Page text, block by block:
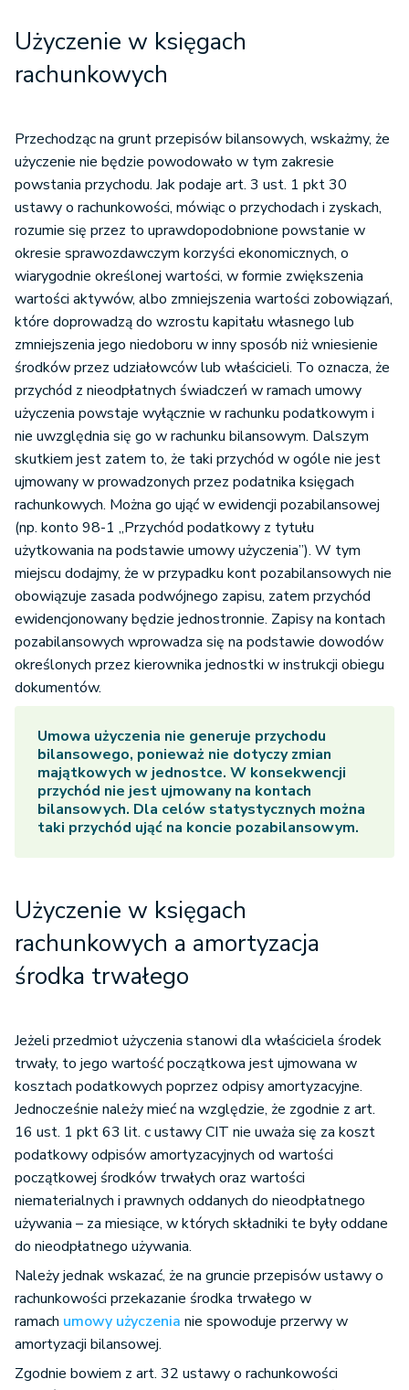
Użyczenie w księgach
rachunkowych
Przechodząc na grunt przepisów bilansowych, wskażmy, że
użyczenie nie będzie powodowało w tym zakresie
powstania przychodu. Jak podaje art. 3 ust. 1 pkt 30
ustawy o rachunkowości, mówiąc o przychodach i zyskach,
rozumie się przez to uprawdopodobnione powstanie w
okresie sprawozdawczym korzyści ekonomicznych, o
wiarygodnie określonej wartości, w formie zwiększenia
wartości aktywów, albo zmniejszenia wartości zobowiązań,
które doprowadzą do wzrostu kapitału własnego lub
zmniejszenia jego niedoboru w inny sposób niż wniesienie
środków przez udziałowców lub właścicieli. To oznacza, że
przychód z nieodpłatnych świadczeń w ramach umowy
użyczenia powstaje wyłącznie w rachunku podatkowym i
nie uwzględnia się go w rachunku bilansowym. Dalszym
skutkiem jest zatem to, że taki przychód w ogóle nie jest
ujmowany w prowadzonych przez podatnika księgach
rachunkowych. Można go ująć w ewidencji pozabilansowej
(np. konto 98-1 „Przychód podatkowy z tytułu
użytkowania na podstawie umowy użyczenia”). W tym
miejscu dodajmy, że w przypadku kont pozabilansowych nie
obowiązuje zasada podwójnego zapisu, zatem przychód
ewidencjonowany będzie jednostronnie. Zapisy na kontach
pozabilansowych wprowadza się na podstawie dowodów
określonych przez kierownika jednostki w instrukcji obiegu
dokumentów.
Umowa użyczenia nie generuje przychodu
bilansowego, ponieważ nie dotyczy zmian
majątkowych w jednostce. W konsekwencji
przychód nie jest ujmowany na kontach
bilansowych. Dla celów statystycznych można
taki przychód ująć na koncie pozabilansowym.
Użyczenie w księgach
rachunkowych a amortyzacja
środka trwałego
Jeżeli przedmiot użyczenia stanowi dla właściciela środek
trwały, to jego wartość początkowa jest ujmowana w
kosztach podatkowych poprzez odpisy amortyzacyjne.
Jednocześnie należy mieć na względzie, że zgodnie z art.
16 ust. 1 pkt 63 lit. c ustawy CIT nie uważa się za koszt
podatkowy odpisów amortyzacyjnych od wartości
początkowej środków trwałych oraz wartości
niematerialnych i prawnych oddanych do nieodpłatnego
używania – za miesiące, w których składniki te były oddane
do nieodpłatnego używania.
Należy jednak wskazać, że na gruncie przepisów ustawy o
rachunkowości przekazanie środka trwałego w
ramach umowy użyczenia nie spowoduje przerwy w
amortyzacji bilansowej.
Zgodnie bowiem z art. 32 ustawy o rachunkowości